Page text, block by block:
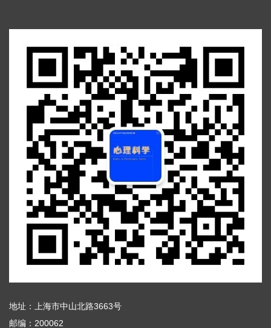
地址：上海市中山北路3663号
邮编：200062